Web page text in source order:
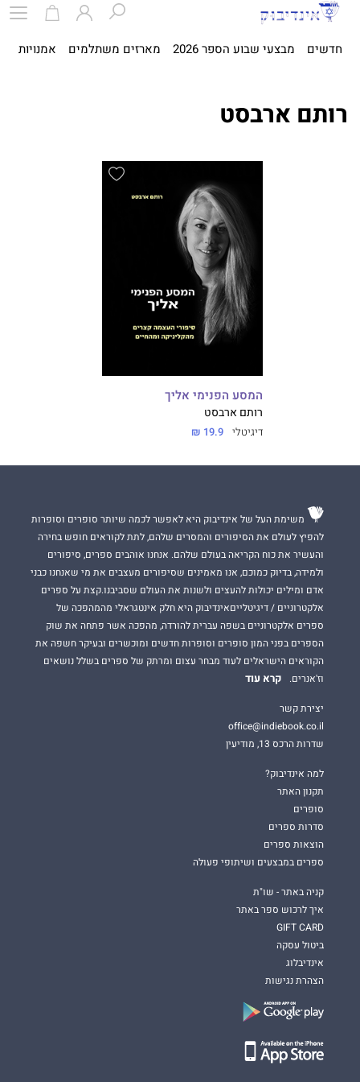
חדשים מבצעי שבוע הספר 2026 מארזים משתלמים אמנויות
רותם ארבסט
המסע הפנימי אליך
רותם ארבסט
דיגיטלי 19.9 ₪
משימת העל של אינדיבוק היא לאפשר לכמה שיותר סופרים וסופרות
להפיץ לעולם את הסיפורים והמסרים שלהם, לתת לקוראים חופש בחירה
והעשיר את כוח הקריאה בעולם שלהם. אנחנו אוהבים ספרים, סיפורים
ולמידה, בדיוק כמוכם, אנו מאמינים שסיפורים מעצבים את מי שאנחנו כבני
אדם ומילים יכולות להעצים ולשנות את העולם שסביבנו.קצת על ספרים
אלקטרוניים / דיגיטלייםאינדיבוק היא חלק אינטגראלי מהמהפכה של
ספרים אלקטרוניים בשפה עברית להורדה, מהפכה אשר פתחה את שוק
הספרים בפני המון סופרים וסופרות חדשים ומוכשרים ובעיקר חשפה את
הקוראים הישראלים לעוד מבחר עצום ומרתק של ספרים בשלל נושאים
וז'אנרים.
קרא עוד
יצירת קשר
office@indiebook.co.il
שדרות הרכס 13, מודיעין
למה אינדיבוק?
תקנון האתר
סופרים
סדרות ספרים
הוצאות ספרים
ספרים במבצעים ושיתופי פעולה
קניה באתר - שו"ת
איך לרכוש ספר באתר
GIFT CARD
ביטול עסקה
אינדיבלוג
הצהרת נגישות